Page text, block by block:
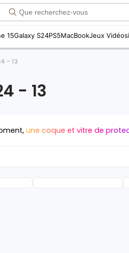
15Galaxy S24PS5MacBookJeux Vidéos
- 13
- 13
une coque et vitre de